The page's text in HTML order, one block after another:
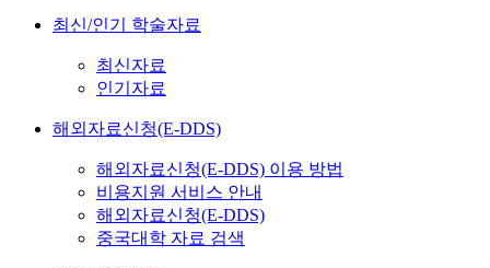
최신/인기 학술자료
최신자료
인기자료
해외자료신청(E-DDS)
해외자료신청(E-DDS) 이용 방법
비용지원 서비스 안내
해외자료신청(E-DDS)
중국대학 자료 검색